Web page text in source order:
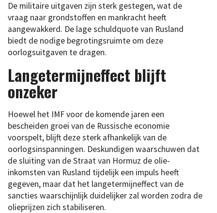
De militaire uitgaven zijn sterk gestegen, wat de
vraag naar grondstoffen en mankracht heeft
aangewakkerd. De lage schuldquote van Rusland
biedt de nodige begrotingsruimte om deze
oorlogsuitgaven te dragen.
Langetermijneffect blijft
onzeker
Hoewel het IMF voor de komende jaren een
bescheiden groei van de Russische economie
voorspelt, blijft deze sterk afhankelijk van de
oorlogsinspanningen. Deskundigen waarschuwen dat
de sluiting van de Straat van Hormuz de olie-
inkomsten van Rusland tijdelijk een impuls heeft
gegeven, maar dat het langetermijneffect van de
sancties waarschijnlijk duidelijker zal worden zodra de
olieprijzen zich stabiliseren.